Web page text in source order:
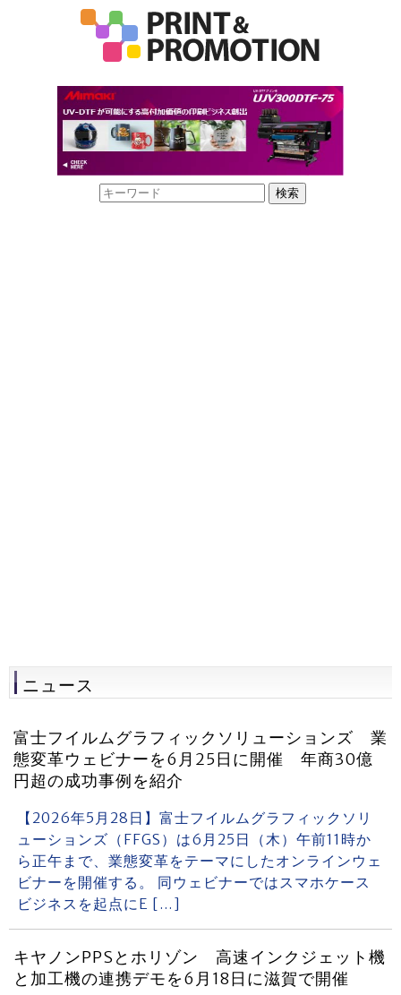
ニュース
富士フイルムグラフィックソリューションズ 業
態変革ウェビナーを6月25日に開催 年商30億
円超の成功事例を紹介
【2026年5月28日】富士フイルムグラフィックソリ
ューションズ（FFGS）は6月25日（木）午前11時か
ら正午まで、業態変革をテーマにしたオンラインウェ
ビナーを開催する。 同ウェビナーではスマホケース
ビジネスを起点にE […]
キヤノンPPSとホリゾン 高速インクジェット機
と加工機の連携デモを6月18日に滋賀で開催